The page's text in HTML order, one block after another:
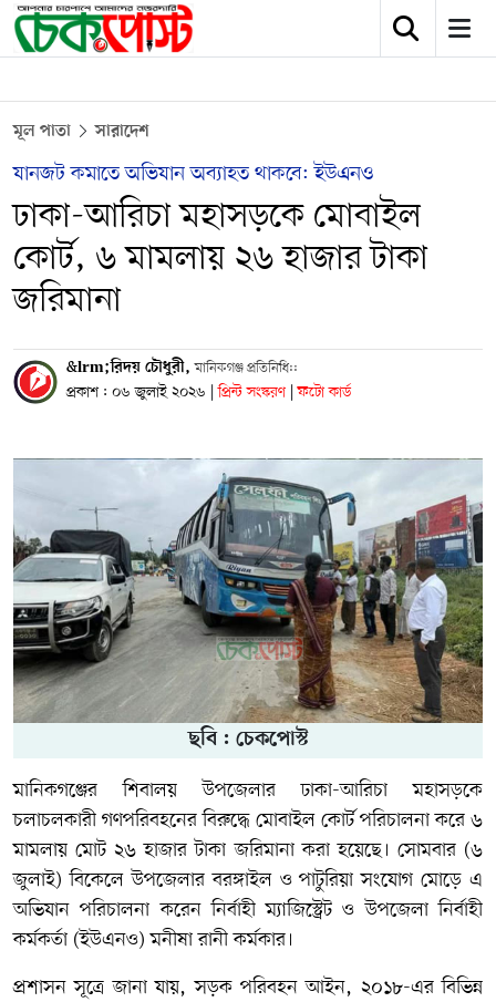
মূল পাতা সারাদেশ
যানজট কমাতে অভিযান অব্যাহত থাকবে: ইউএনও
ঢাকা-আরিচা মহাসড়কে মোবাইল
কোর্ট, ৬ মামলায় ২৬ হাজার টাকা
জরিমানা
&lrm;রিদয় চৌধুরী,মানিকগঞ্জ প্রতিনিধি::
প্রকাশ : ০৬ জুলাই ২০২৬ | প্রিন্ট সংস্করণ | ফটো কার্ড
ছবি : চেকপোস্ট
মানিকগঞ্জের শিবালয় উপজেলার ঢাকা-আরিচা মহাসড়কে
চলাচলকারী গণপরিবহনের বিরুদ্ধে মোবাইল কোর্ট পরিচালনা করে ৬
মামলায় মোট ২৬ হাজার টাকা জরিমানা করা হয়েছে। সোমবার (৬
জুলাই) বিকেলে উপজেলার বরঙ্গাইল ও পাটুরিয়া সংযোগ মোড়ে এ
অভিযান পরিচালনা করেন নির্বাহী ম্যাজিস্ট্রেট ও উপজেলা নির্বাহী
কর্মকর্তা (ইউএনও) মনীষা রানী কর্মকার।
প্রশাসন সূত্রে জানা যায়, সড়ক পরিবহন আইন, ২০১৮-এর বিভিন্ন